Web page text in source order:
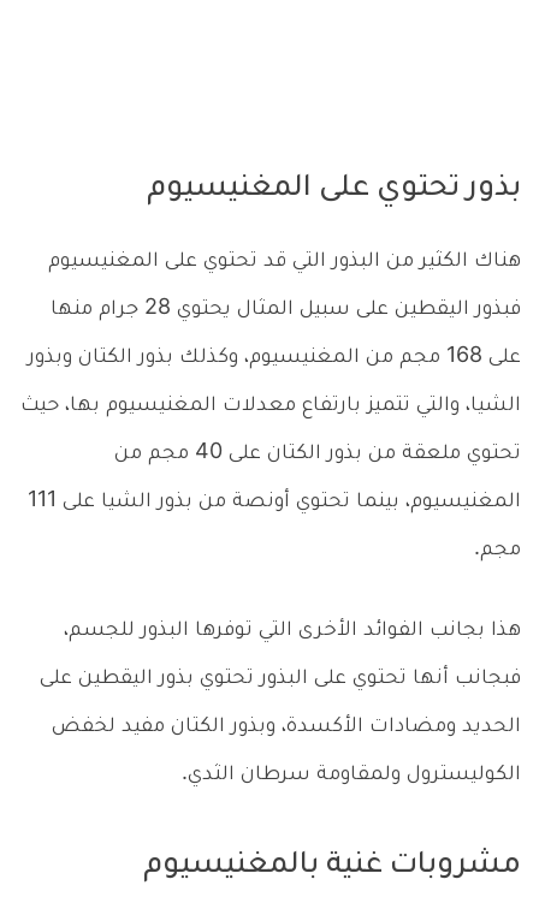
بذور تحتوي على المغنيسيوم
هناك الكثير من البذور التي قد تحتوي على المغنيسيوم
فبذور اليقطين على سبيل المثال يحتوي 28 جرام منها
على 168 مجم من المغنيسيوم، وكذلك بذور الكتان وبذور
الشيا، والتي تتميز بارتفاع معدلات المغنيسيوم بها، حيث
تحتوي ملعقة من بذور الكتان على 40 مجم من
المغنيسيوم، بينما تحتوي أونصة من بذور الشيا على 111
مجم.
هذا بجانب الفوائد الأخرى التي توفرها البذور للجسم،
فبجانب أنها تحتوي على البذور تحتوي بذور اليقطين على
الحديد ومضادات الأكسدة، وبذور الكتان مفيد لخفض
الكوليسترول ولمقاومة سرطان الثدي.
مشروبات غنية بالمغنيسيوم